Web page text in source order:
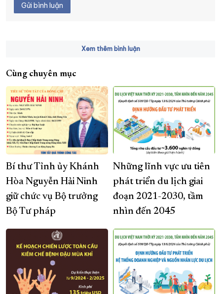
Gửi bình luận
Xem thêm bình luận
Cùng chuyên mục
Bí thư Tỉnh ủy Khánh
Hòa Nguyễn Hải Ninh
giữ chức vụ Bộ trưởng
Bộ Tư pháp
Những lĩnh vực ưu tiên
phát triển du lịch giai
đoạn 2021-2030, tầm
nhìn đến 2045